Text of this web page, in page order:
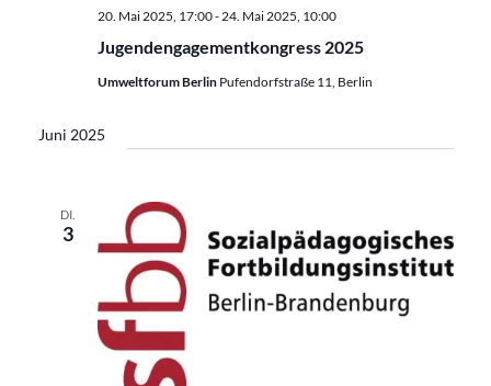
Jugendengagementkongress 2025
20. Mai 2025, 17:00- 24. Mai 2025, 10:00
Umweltforum Berlin Pufendorfstraße 11, Berlin
Juni 2025
DI.
3